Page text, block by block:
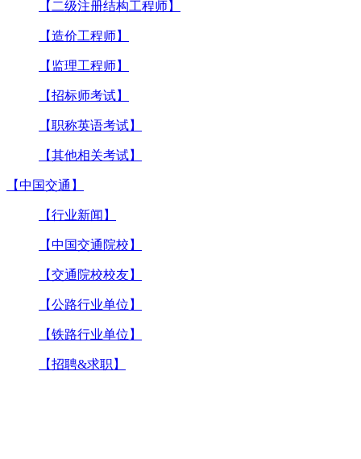
【二级注册结构工程师】
【造价工程师】
【监理工程师】
【招标师考试】
【职称英语考试】
【其他相关考试】
【中国交通】
【行业新闻】
【中国交通院校】
【交通院校校友】
【公路行业单位】
【铁路行业单位】
【招聘&求职】